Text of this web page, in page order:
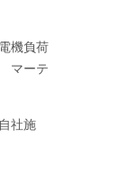
機負荷
マーテ
社施